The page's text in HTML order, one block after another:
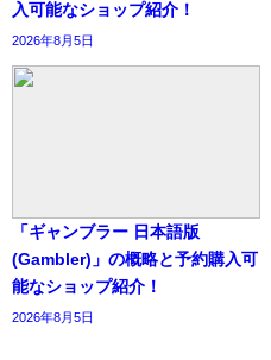
入可能なショップ紹介！
2026年8月5日
「ギャンブラー 日本語版
(Gambler)」の概略と予約購入可
能なショップ紹介！
2026年8月5日